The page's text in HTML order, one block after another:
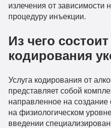
излечения от зависимости
процедуру инъекции.
Из чего
кодирования
Услуга кодирования от
представляет собой
направленное на создание
на физиологическом
введении